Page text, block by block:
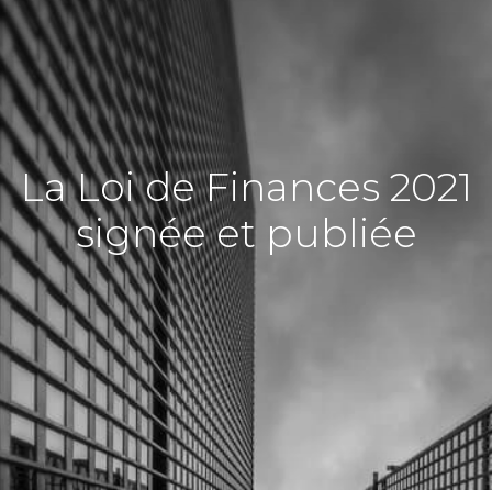
La Loi de Finances 2021
signée et publiée